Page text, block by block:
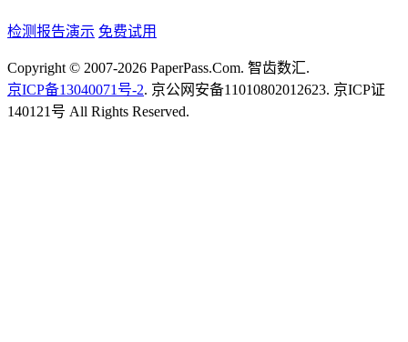
检测报告演示 免费试用
Copyright © 2007-2026 PaperPass.Com. 智齿数汇.
京ICP备13040071号-2. 京公网安备11010802012623. 京ICP证
140121号 All Rights Reserved.